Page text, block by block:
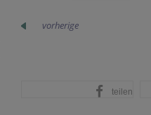
vorherige
teilen